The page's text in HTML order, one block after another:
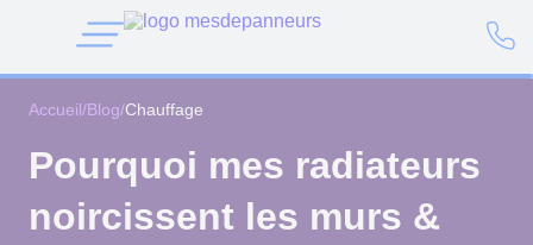
Accueil/Blog/Chauffage
Pourquoi mes radiateurs
noircissent les murs &